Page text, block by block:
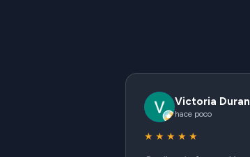
Victoria Duran
hace poco
★★★★★